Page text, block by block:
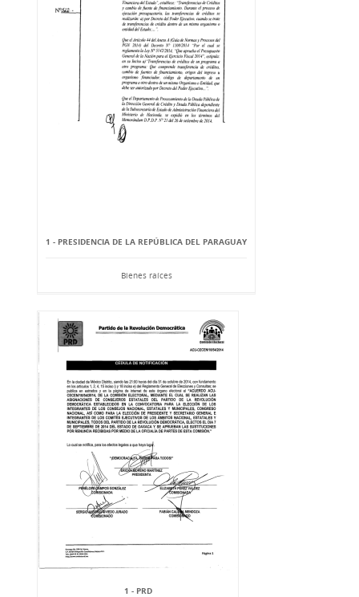
1 - PRESIDENCIA DE LA REPÚBLICA DEL PARAGUAY
Bienes raíces
1 - PRD